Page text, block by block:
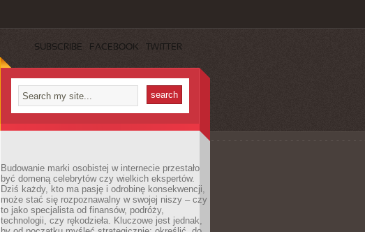
SUBSCRIBE FACEBOOK TWITTER
Budowanie marki osobistej w internecie przestało
być domeną celebrytów czy wielkich ekspertów.
Dziś każdy, kto ma pasję i odrobinę konsekwencji,
może stać się rozpoznawalny w swojej niszy – czy
to jako specjalista od finansów, podróży,
technologii, czy rękodzieła. Kluczowe jest jednak,